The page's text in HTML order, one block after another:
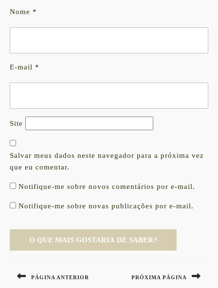
Nome *
E-mail *
Site
Salvar meus dados neste navegador para a próxima vez
que eu comentar.
Notifique-me sobre novos comentários por e-mail.
Notifique-me sobre novas publicações por e-mail.
de
PÁGINA ANTERIOR PRÓXIMA PÁGINA